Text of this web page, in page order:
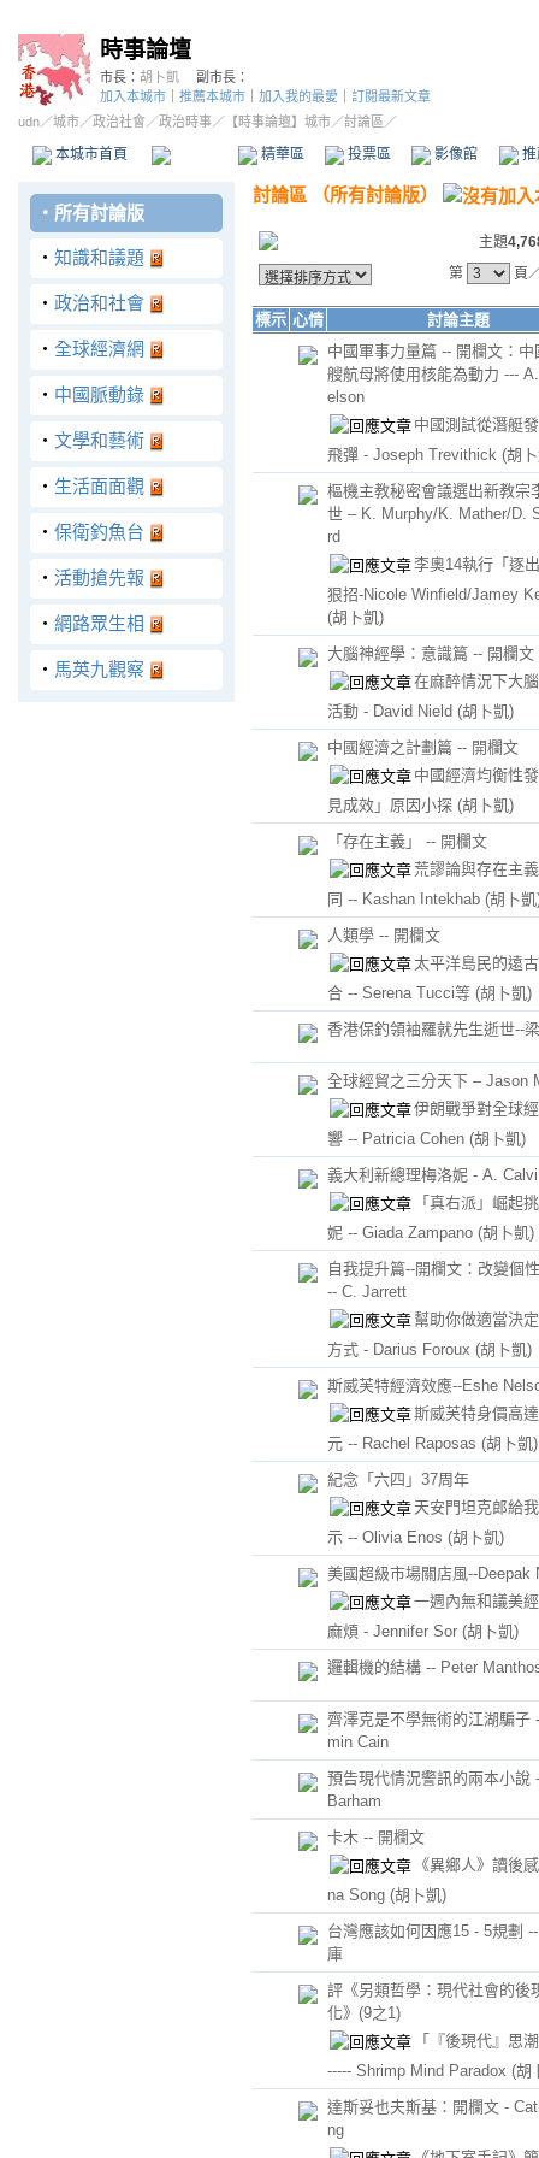
時事論壇
市長： 胡卜凱
副市長：
加入本城市
推薦本城市 加入我的最愛
訂閱最新文章
udn／城市／政治社會 ／政治時事／ 【時事論壇】城市／討論區／
本城市首頁 精華區 投票區 影像館
‧ 所有討論版
‧ 知識和議題
‧ 政治和社會
‧ 全球經濟網
‧ 中國脈動錄
‧ 文學和藝術
‧ 生活面面觀
‧ 保衛釣魚台
‧ 活動搶先報
‧ 網路眾生相
‧ 馬英九觀察
討論區 （所有討論版）
主題
第
頁
標示 心情
討論主題
中國軍事力量篇 -- 開欄文：中
艘航母將使用核能為動力 ---
elson
中國測試從潛艇
飛彈 - Joseph Trevithick (胡
樞機主教秘密會議選出新教宗
世 – K. Murphy/K. Mather/D.
rd
李奧14執行「逐
狠招-Nicole Winfield/Jamey
(胡卜凱)
大腦神經學：意識篇 -- 開欄文
在麻醉情況下大
活動 - David Nield (胡卜凱)
中國經濟之計劃篇 -- 開欄文
中國經濟均衡性
見成效」原因小探 (胡卜凱)
「存在主義」 -- 開欄文
荒謬論與存在主
同 -- Kashan Intekhab (胡卜凱
人類學 -- 開欄文
太平洋島民的遠
合 -- Serena Tucci等 (胡卜凱)
香港保釣領袖羅就先生逝世--
全球經貿之三分天下 – Jason
伊朗戰爭對全球
響 -- Patricia Cohen (胡卜凱)
義大利新總理梅洛妮 - A. Calvi
「真右派」崛起
妮 -- Giada Zampano (胡卜凱)
自我提升篇--開欄文：改變個
-- C. Jarrett
幫助你做適當決
方式 - Darius Foroux (胡卜凱)
斯威芙特經濟效應--Eshe
斯威芙特身價高
元 -- Rachel Raposas (胡卜凱)
紀念「六四」37周年
天安門坦克郎給
示 -- Olivia Enos (胡卜凱)
美國超級市場關店風--Deepak
一週內無和議美
麻煩 - Jennifer Sor (胡卜凱)
邏輯機的結構 -- Peter
齊澤克是不學無術的江湖騙子
min Cain
預告現代情況警訊的兩本小說
Barham
卡木 -- 開欄文
《異鄉人》讀後
na Song (胡卜凱)
台灣應該如何因應15 - 5規劃
庫
評《另類哲學：現代社會的後
化》(9之1)
「『後現代』思
----- Shrimp Mind Paradox (胡
達斯妥也夫斯基：開欄文 -
ng